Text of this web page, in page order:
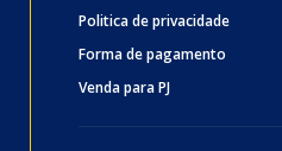
Politica de privacidade
Forma de pagamento
Venda para PJ